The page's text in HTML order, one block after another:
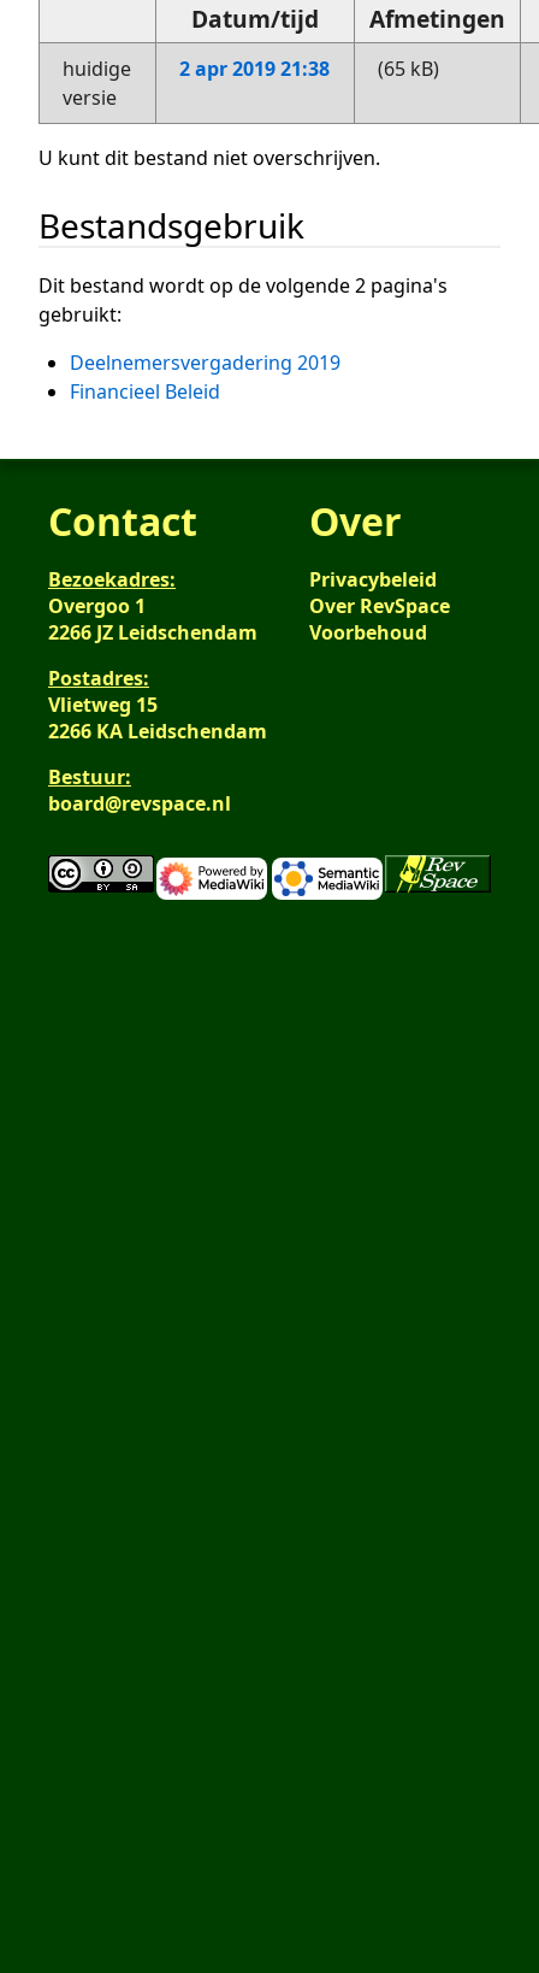
Datum/tijd Afmetingen
huidige
versie
2 apr 2019 21:38 (65 kB)
U kunt dit bestand niet overschrijven.
Bestandsgebruik
Dit bestand wordt op de volgende 2 pagina's
gebruikt:
Deelnemersvergadering 2019
Financieel Beleid
Contact
Bezoekadres:
Overgoo 1
2266 JZ Leidschendam
Postadres:
Vlietweg 15
2266 KA Leidschendam
Bestuur:
board@revspace.nl
Over
Privacybeleid
Over RevSpace
Voorbehoud